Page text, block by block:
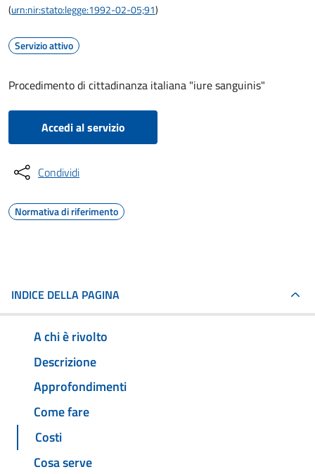
(urn:nir:stato:legge:1992-02-05;91)
Servizio attivo
Procedimento di cittadinanza italiana "iure sanguinis"
Accedi al servizio
Condividi
Normativa di riferimento
INDICE DELLA PAGINA
A chi è rivolto
Descrizione
Approfondimenti
Come fare
Costi
Cosa serve